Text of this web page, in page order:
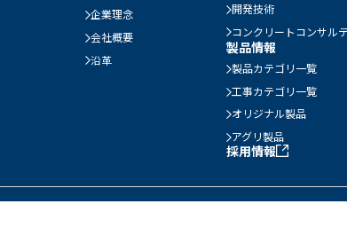
企業理念
会社概要
沿革
開発技術
コンクリートコンサル
製品情報
製品カテゴリ一覧
工事カテゴリ一覧
オリジナル製品
アグリ製品
採用情報